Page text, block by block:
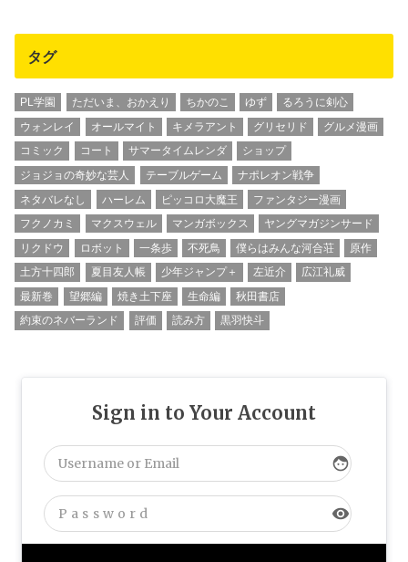
タグ
PL学園 ただいま、おかえり ちかのこ ゆず
るろうに剣心
ウォンレイ
オールマイト キメラアント グリセリド
グルメ漫画
コミック
コート サマータイムレンダ
ショップ
ジョジョの奇妙な芸人
テーブルゲーム
ナポレオン戦争
ネタバレなし
ハーレム ピッコロ大魔王
ファンタジー漫画
フクノカミ
マクスウェル マンガボックス
ヤングマガジンサード
リクドウ
ロボット 一条歩 不死鳥 僕らはみんな河合荘
原作
土方十四郎
夏目友人帳 少年ジャンプ＋ 左近介
広江礼威
最新巻
望郷編 焼き土下座 生命編
秋田書店
約束のネバーランド
評価 読み方 黒羽快斗
Sign in to Your Account
face
visibility